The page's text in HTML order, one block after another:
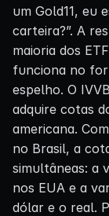
um Gold11, eu
carteira?”. A
maioria dos
funciona no
espelho. O
adquire cotas
americana.
no Brasil, a
simultâneas: a
nos EUA e a
dólar e o real.